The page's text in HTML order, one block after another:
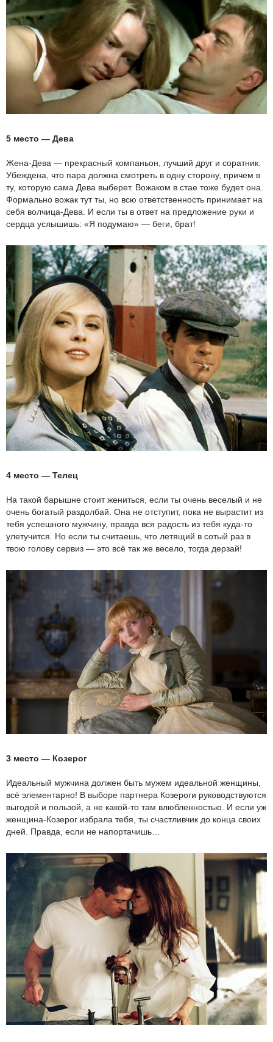
5 место — Дева
Жена-Дева — прекрасный компаньон, лучший друг и соратник.
Убеждена, что пара должна смотреть в одну сторону, причем в
ту, которую сама Дева выберет. Вожаком в стае тоже будет она.
Формально вожак тут ты, но всю ответственность принимает на
себя волчица-Дева. И если ты в ответ на предложение руки и
сердца услышишь: «Я подумаю» — беги, брат!
4 место — Телец
На такой барышне стоит жениться, если ты очень веселый и не
очень богатый раздолбай. Она не отступит, пока не вырастит из
тебя успешного мужчину, правда вся радость из тебя куда-то
улетучится. Но если ты считаешь, что летящий в сотый раз в
твою голову сервиз — это всё так же весело, тогда дерзай!
3 место — Козерог
Идеальный мужчина должен быть мужем идеальной женщины,
всё элементарно! В выборе партнера Козероги руководствуются
выгодой и пользой, а не какой-то там влюбленностью. И если уж
женщина-Козерог избрала тебя, ты счастливчик до конца своих
дней. Правда, если не напортачишь…